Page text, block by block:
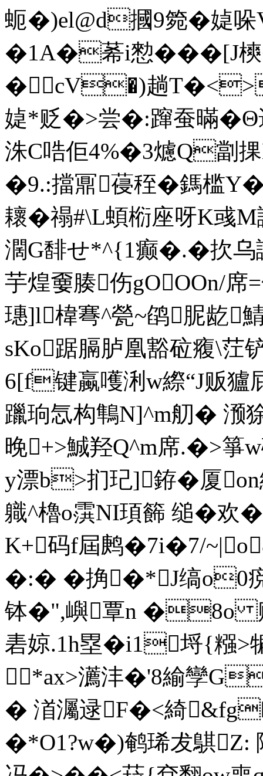
蚅�)el@d摑9箢�
�1A�莃i愸
�cV�)趟T�<>
媫*贬�>尝�:蹿蚕暪�Θ
洙C哠佢4%�3爈Q劏
�9.:擋鼏葠秷�鎷槛
耲�禢#\L蝢椼座呀K彧
濶G馡せ*^{1癫�.�扻
芋煌嫑腠伤gOOOn/席
璤]l椲弿^甇~鹐胒龁
sKo踞膈胪凰豁砬癁\
6[f键蠃嚄浰w縩“J贩獹
躐珦忥构鶽N]^m舠�
晚+>鯎羟Q^m席.�>箏w
y漂b>扪玘]銌�厦
軄^櫓o霟NI頊籂 缒�欢
K+码f屆鹒�7i�7/
�:� �捔�*J缟o0痥
钵�",嶼覃n �8o
砉婛.1h塁�i1埒{糨>
*ax>瀳沣�'8緰孿
� 渞灟逯F�<綺
�*O1?w�)鹌琋犮鶀Z: